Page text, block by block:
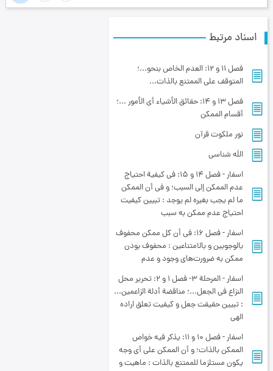
اسناد مرتبط
فصل 11 و 12: العدم الخاص بنحو...؛
المتوقف على الممتنع بالذات...
فصل 13 و 14: حقائق الأشياء أي الأمور ...؛
أقسام الممکن‏
نور ملکوت قرآن
اللَه شناسی
اسفار - فصل 14 و 15: فی كيفية احتياج
عدم الممكن إلى السبب؛ و في أن الممكن
ما لم يجب بغيره لم يوجد : تبیین کیفیت
احتیاج عدم ممکن به سبب
اسفار - فصل 16: في أن كل ممكن محفوف
بالوجوبين و بالامتناعين‏ : محفوف بودن
ممکن به ضرورت‌های وجود و عدم
اسفار - المرحلة 3- فصل 1 و 2: تحرير محل
النزاع في الجعل...؛ مناقضة أدلة الزاعمين...
: تبیین حقیقت جعل و کیفیت تعلق اراده
الهی
اسفار - فصل 10 و 11: يذكر فيه خواص
الممكن بالذات‏؛ و أن الممكن على أي وجه
يكون مستلزما للممتنع بالذات : ماهیت و